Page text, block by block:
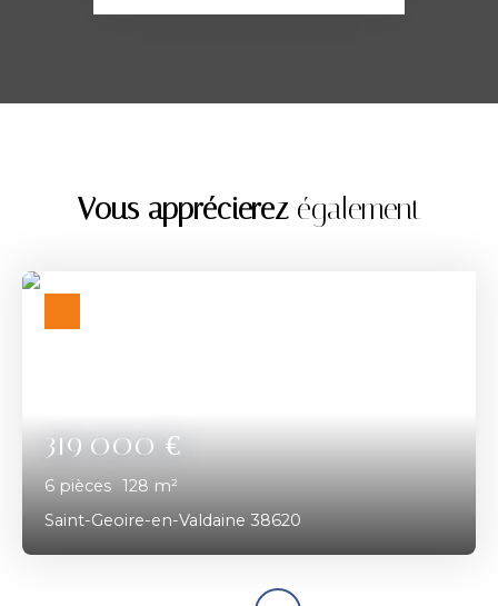
Vous apprécierezégalement
319 000€
6 pièces 128 m²
Saint-Geoire-en-Valdaine 38620